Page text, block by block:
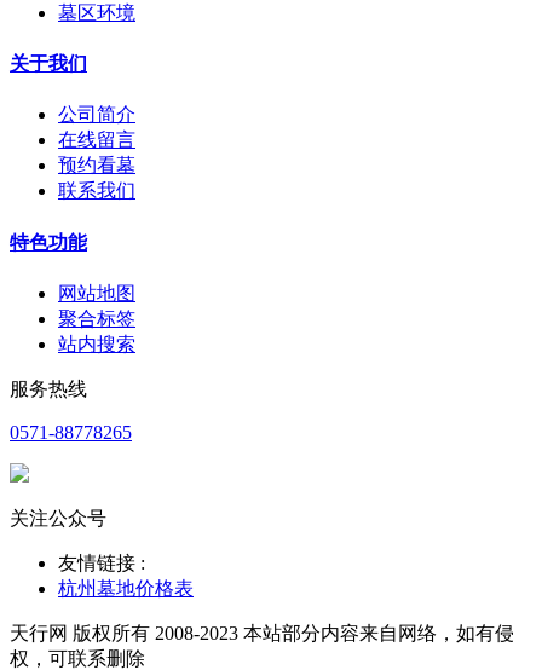
墓区环境
关于我们
公司简介
在线留言
预约看墓
联系我们
特色功能
网站地图
聚合标签
站内搜索
服务热线
0571-88778265
关注公众号
友情链接 :
杭州墓地价格表
天行网 版权所有 2008-2023 本站部分内容来自网络，如有侵
权，可联系删除